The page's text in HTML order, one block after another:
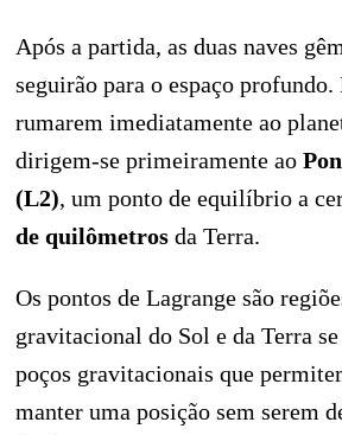
Após a partida, as duas naves
seguirão para o espaço profundo.
rumarem imediatamente ao
dirigem-se primeiramente ao
(L2), um ponto de equilíbrio a
de quilômetros da Terra.
Os pontos de Lagrange são
gravitacional do Sol e da Terra
poços gravitacionais que
manter uma posição sem serem